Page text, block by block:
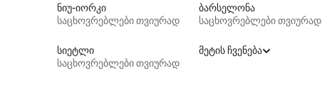
ნიუ-იორკი
საცხოვრებლები თვიურად
ბარსელონა
საცხოვრებლები თვიურად
სიეტლი
საცხოვრებლები თვიურად
მეტის ჩვენება